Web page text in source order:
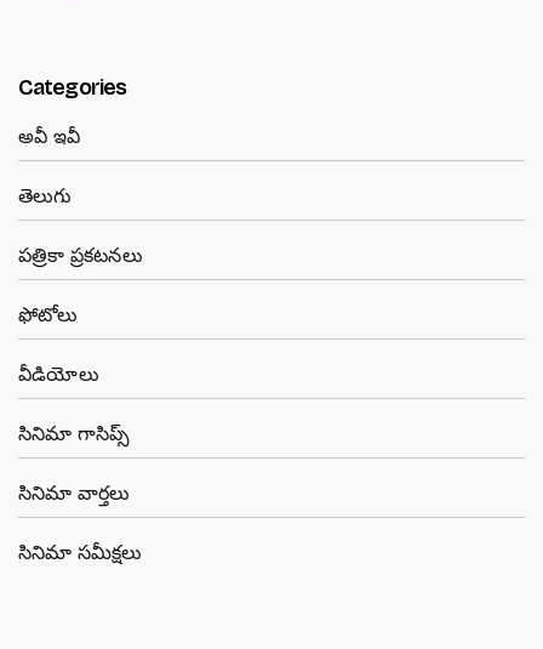
Categories
అవీ ఇవీ
తెలుగు
పత్రికా ప్రకటనలు
ఫోటోలు
వీడియోలు
సినిమా గాసిప్స్
సినిమా వార్తలు
సినిమా సమీక్షలు